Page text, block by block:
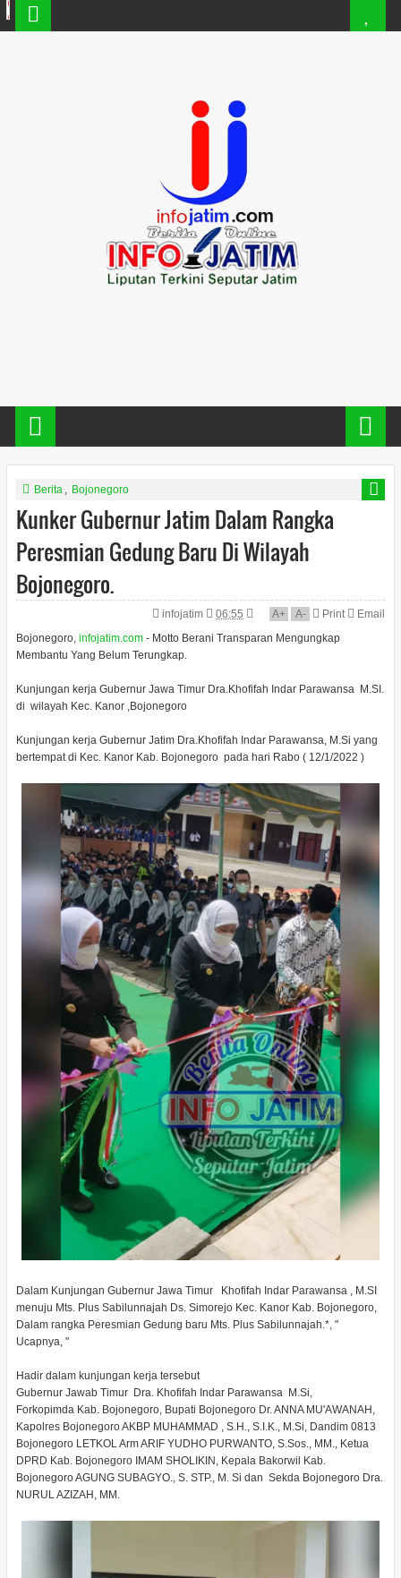
Berita , Bojonegoro
Kunker Gubernur Jatim Dalam Rangka
Peresmian Gedung Baru Di Wilayah
Bojonegoro.
infojatim 06:55 A+ A- Print
Email
Bojonegoro, infojatim.com- Motto Berani Transparan Mengungkap
Membantu Yang Belum Terungkap.
Kunjungan kerja Gubernur Jawa Timur Dra.Khofifah Indar Parawansa M.SI.
di wilayah Kec. Kanor ,Bojonegoro
Kunjungan kerja Gubernur Jatim Dra.Khofifah Indar Parawansa, M.Si yang
bertempat di Kec. Kanor Kab. Bojonegoro pada hari Rabo ( 12/1/2022 )
Dalam Kunjungan Gubernur Jawa Timur Khofifah Indar Parawansa , M.SI
menuju Mts. Plus Sabilunnajah Ds. Simorejo Kec. Kanor Kab. Bojonegoro,
Dalam rangka Peresmian Gedung baru Mts. Plus Sabilunnajah.*, "
Ucapnya, "
Hadir dalam kunjungan kerja tersebut
Gubernur Jawab Timur Dra. Khofifah Indar Parawansa M.Si,
Forkopimda Kab. Bojonegoro, Bupati Bojonegoro Dr. ANNA MU'AWANAH,
Kapolres Bojonegoro AKBP MUHAMMAD , S.H., S.I.K., M.Si, Dandim 0813
Bojonegoro LETKOL Arm ARIF YUDHO PURWANTO, S.Sos., MM., Ketua
DPRD Kab. Bojonegoro IMAM SHOLIKIN, Kepala Bakorwil Kab.
Bojonegoro AGUNG SUBAGYO., S. STP., M. Si dan Sekda Bojonegoro Dra.
NURUL AZIZAH, MM.